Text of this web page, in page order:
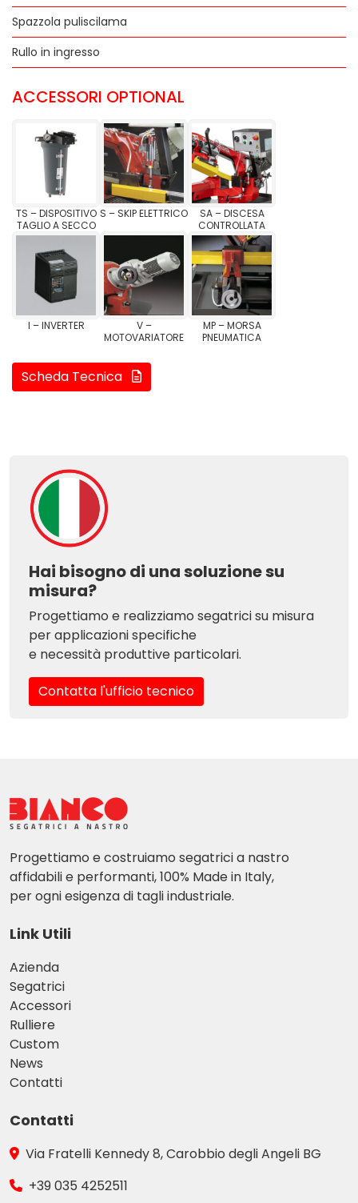
Spazzola puliscilama
Rullo in ingresso
ACCESSORI OPTIONAL
TS – DISPOSITIVO
TAGLIO A SECCO
S – SKIP ELETTRICO
SA – DISCESA
CONTROLLATA
I – INVERTER
V –
MOTOVARIATORE
MP – MORSA
PNEUMATICA
Scheda Tecnica
Hai bisogno di una soluzione su
misura?
Progettiamo e realizziamo segatrici su misura
per applicazioni specifiche
e necessità produttive particolari.
Contatta l'ufficio tecnico
Progettiamo e costruiamo segatrici a nastro
affidabili e performanti, 100% Made in Italy,
per ogni esigenza di tagli industriale.
Link Utili
Azienda
Segatrici
Accessori
Rulliere
Custom
News
Contatti
Contatti
Via Fratelli Kennedy 8, Carobbio degli Angeli BG
+39 035 4252511